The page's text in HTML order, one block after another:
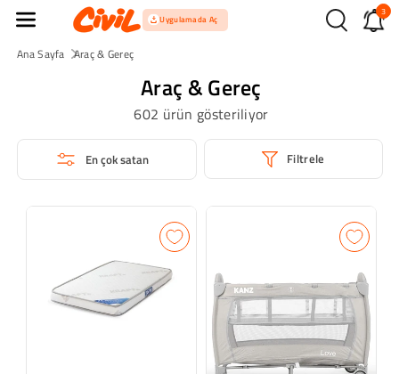
İçeriğe Atla Uygulamada Aç
3
Araç & Gereç
602 ürün gösteriliyor
Ana Sayfa Araç & Gereç
Filtrele